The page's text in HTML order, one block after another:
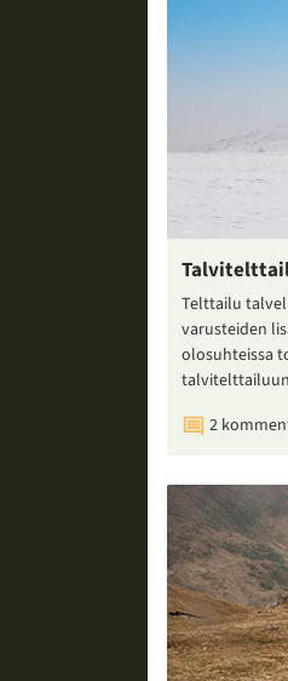
Telttailu
varusteiden
olosuhteissa
2